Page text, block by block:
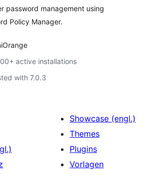
password management using
Policy Manager.
active installations
with 7.0.3
Showcase (engl.)
Themes
Plugins
Vorlagen